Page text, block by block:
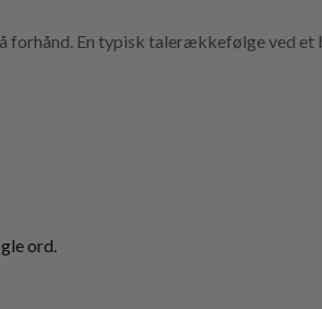
En typisk talerækkefølge ved et
ord.